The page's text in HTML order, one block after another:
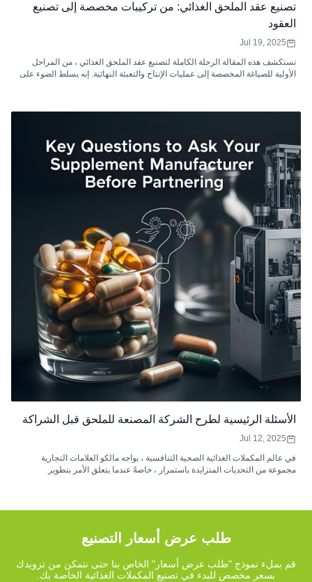
تصنيع عقد الملحق الغذائي: من تركيبات مخصصة إلى تصنيع
العقود
Jul 19, 2025
تستكشف هذه المقالة الرحلة الكاملة لتصنيع عقد الملحق الغذائي ، من المراحل
الأولية للصياغة المخصصة إلى عمليات الإنتاج والتعبئة النهائية. إنه يسلط الضوء على
إلى إطلاق خط ملحق جديد أو علامة تجارية راسخة تتطلع إلى تبسيط العمليات ،
قيمة للعلامات التجارية المكمل التي تهدف إلى التنقل في تعقيدات تصنيع العقود
الحديثة.
الأسئلة الرئيسية لطرح الشركة المصنعة للملحق قبل الشراكة
Jul 12, 2025
في عالم المكملات الغذائية الصحية التنافسية ، يواجه مالكو العلامات التجارية
مجموعة من التحديات المتزايدة باستمرار ، خاصةً عندما يتعلق الأمر بتطوير
طلب عرض أسعار التصنيع
قم بملء نموذج "طلب عرض أسعار" الخاص بنا حتى نتمكن من تزويدك
بسعر مخصص للبدء في تصنيع المكملات الغذائية الخاصة بك.